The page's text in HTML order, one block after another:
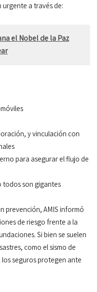
a través de:
el Nobel de la Paz
y vinculación con
para asegurar el flujo de
todos son gigantes
prevención, AMIS informó
de riesgo frente a la
Si bien se suelen
como el sismo de
los seguros protegen ante